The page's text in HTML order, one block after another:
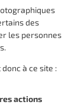
des
les personnes
à ce site :
actions